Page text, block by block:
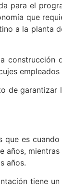
para el
que
a la planta
construcción
de
que es cuando
años, mientras
años.
tiene un